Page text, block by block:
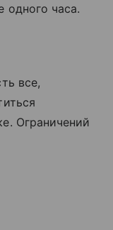
одного часа.
все,
Ограничений